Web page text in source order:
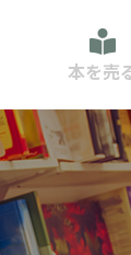
本を売